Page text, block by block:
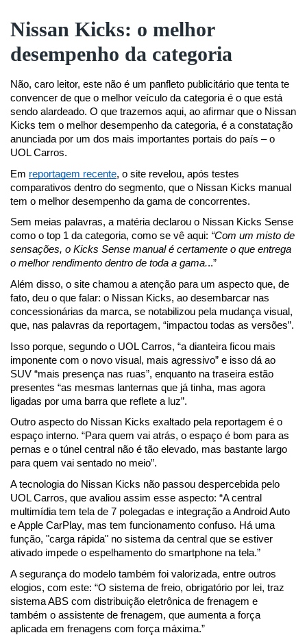
Nissan Kicks: o melhor
desempenho da categoria
Não, caro leitor, este não é um panfleto publicitário que tenta te
convencer de que o melhor veículo da categoria é o que está
sendo alardeado. O que trazemos aqui, ao afirmar que o Nissan
Kicks tem o melhor desempenho da categoria, é a constatação
anunciada por um dos mais importantes portais do país – o
UOL Carros.
Em reportagem recente, o site revelou, após testes
comparativos dentro do segmento, que o Nissan Kicks manual
tem o melhor desempenho da gama de concorrentes.
Sem meias palavras, a matéria declarou o Nissan Kicks Sense
como o top 1 da categoria, como se vê aqui: “Com um misto de
sensações, o Kicks Sense manual é certamente o que entrega
o melhor rendimento dentro de toda a gama...”
Além disso, o site chamou a atenção para um aspecto que, de
fato, deu o que falar: o Nissan Kicks, ao desembarcar nas
concessionárias da marca, se notabilizou pela mudança visual,
que, nas palavras da reportagem, “impactou todas as versões”.
Isso porque, segundo o UOL Carros, “a dianteira ficou mais
imponente com o novo visual, mais agressivo” e isso dá ao
SUV “mais presença nas ruas”, enquanto na traseira estão
presentes “as mesmas lanternas que já tinha, mas agora
ligadas por uma barra que reflete a luz”.
Outro aspecto do Nissan Kicks exaltado pela reportagem é o
espaço interno. “Para quem vai atrás, o espaço é bom para as
pernas e o túnel central não é tão elevado, mas bastante largo
para quem vai sentado no meio”.
A tecnologia do Nissan Kicks não passou despercebida pelo
UOL Carros, que avaliou assim esse aspecto: “A central
multimídia tem tela de 7 polegadas e integração a Android Auto
e Apple CarPlay, mas tem funcionamento confuso. Há uma
função, "carga rápida" no sistema da central que se estiver
ativado impede o espelhamento do smartphone na tela.”
A segurança do modelo também foi valorizada, entre outros
elogios, com este: “O sistema de freio, obrigatório por lei, traz
sistema ABS com distribuição eletrônica de frenagem e
também o assistente de frenagem, que aumenta a força
aplicada em frenagens com força máxima.”